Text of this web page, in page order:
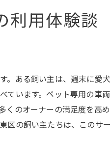
発展を期待して
変革
える
利用体験談
。ある飼い主は、週末に愛
います。ペット専用の車
のオーナーの満足度を高
区の飼い主たちは、このサ